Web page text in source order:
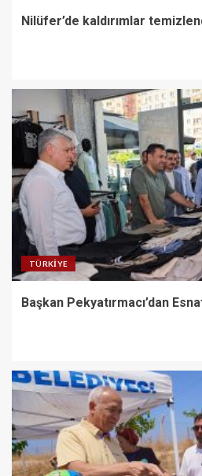
Nilüfer’de kaldırımlar
TÜRKIYE
Başkan Pekyatırmacı’dan